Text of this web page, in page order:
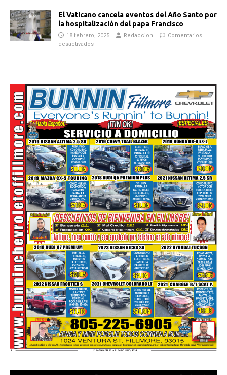
El Vaticano cancela eventos del Año Santo por
la hospitalización del papa Francisco
18 febrero, 2025 Redaccion
Comentarios
desactivados